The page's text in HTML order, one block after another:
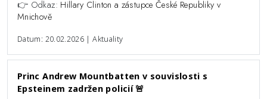
👉 Odkaz: Hillary Clinton a zástupce České Republiky v
Mnichově
Datum: 20.02.2026 | Aktuality
Princ Andrew Mountbatten v souvislosti s
Epsteinem zadržen policií 🚨